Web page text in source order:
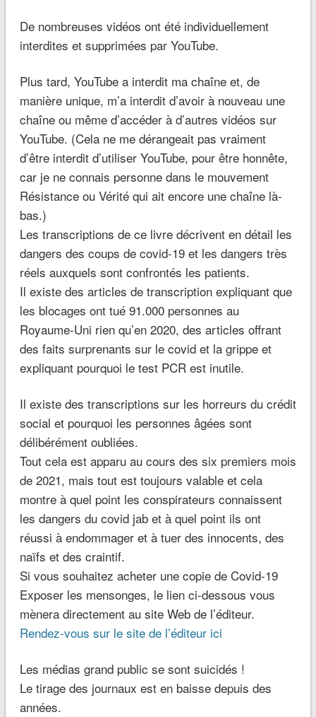
De nombreuses vidéos ont été individuellement
interdites et supprimées par YouTube.
Plus tard, YouTube a interdit ma chaîne et, de
manière unique, m’a interdit d’avoir à nouveau une
chaîne ou même d’accéder à d’autres vidéos sur
YouTube. (Cela ne me dérangeait pas vraiment
d’être interdit d’utiliser YouTube, pour être honnête,
car je ne connais personne dans le mouvement
Résistance ou Vérité qui ait encore une chaîne là-
bas.)
Les transcriptions de ce livre décrivent en détail les
dangers des coups de covid-19 et les dangers très
réels auxquels sont confrontés les patients.
Il existe des articles de transcription expliquant que
les blocages ont tué 91.000 personnes au
Royaume-Uni rien qu’en 2020, des articles offrant
des faits surprenants sur le covid et la grippe et
expliquant pourquoi le test PCR est inutile.
Il existe des transcriptions sur les horreurs du crédit
social et pourquoi les personnes âgées sont
délibérément oubliées.
Tout cela est apparu au cours des six premiers mois
de 2021, mais tout est toujours valable et cela
montre à quel point les conspirateurs connaissent
les dangers du covid jab et à quel point ils ont
réussi à endommager et à tuer des innocents, des
naïfs et des craintif.
Si vous souhaitez acheter une copie de Covid-19
Exposer les mensonges, le lien ci-dessous vous
mènera directement au site Web de l’éditeur.
Rendez-vous sur le site de l’éditeur ici
Les médias grand public se sont suicidés !
Le tirage des journaux est en baisse depuis des
années.